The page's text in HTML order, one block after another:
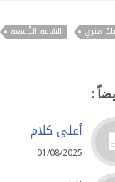
متري السّاعة التّاسعة
:
أعلى كلام
01/08/2025